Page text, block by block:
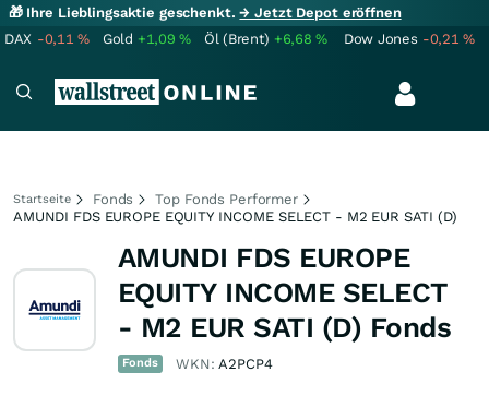
🎁 Ihre Lieblingsaktie geschenkt.→ Jetzt Depot eröffnen
DAX -0,11% Gold +1,09% Öl (Brent) +6,68% Dow Jones -0,21%
Startseite Fonds
Top Fonds Performer
AMUNDI FDS EUROPE EQUITY INCOME SELECT - M2 EUR SATI (D)
AMUNDI FDS EUROPE
EQUITY INCOME SELECT
- M2 EUR SATI (D) Fonds
Fonds WKN:A2PCP4